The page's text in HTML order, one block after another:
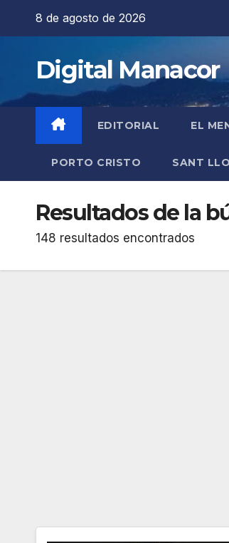
8 de agosto de 2026
Digital Manacor
EDITORIAL EL
PORTO CRISTO SANT
Resultados de la
148 resultados encontrados